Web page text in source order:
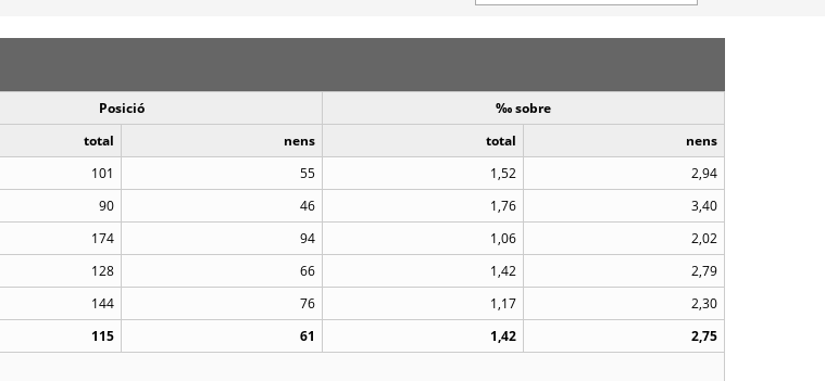
Posició
‰ sobre
total nens total
nens
101 55 1,52
2,94
90 46 1,76
3,40
174 94 1,06
2,02
128 66 1,42
2,79
144 76 1,17
2,30
115 61 1,42
2,75